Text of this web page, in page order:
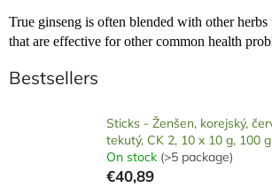
True ginseng is often blended with other herbs
that are effective for other common health
Bestsellers
Sticks - Ženšen, korejský,
tekutý, CK 2, 10 x 10 g, 100 g
On stock (>5 package)
€40,89